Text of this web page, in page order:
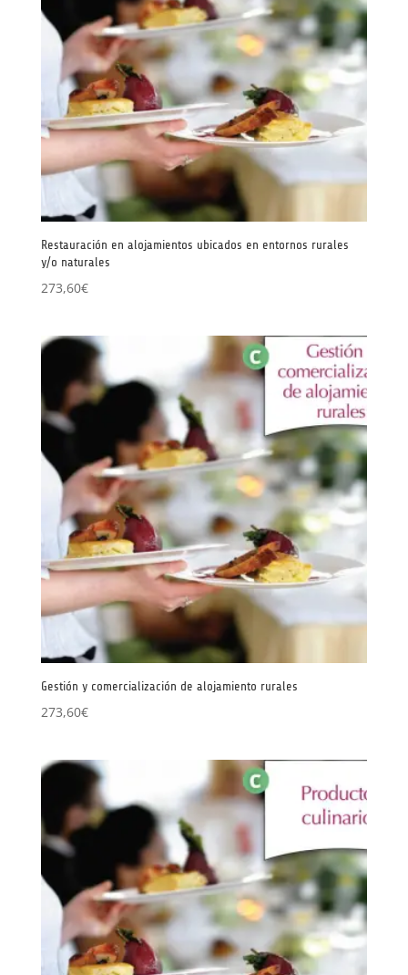
Restauración en alojamientos ubicados en entornos rurales
y/o naturales
273,60€
Gestión y comercialización de alojamiento rurales
273,60€